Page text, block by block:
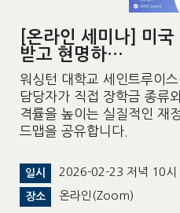
[온라인 세미나] 미
받고 현명하…
워싱턴 대학교 세인트루이
담당자가 직접 장학금 종류
격률을 높이는 실질적인 재
드맵을 공유합니다.
일시 2026-02-23 저녁 10시
장소 온라인(Zoom)